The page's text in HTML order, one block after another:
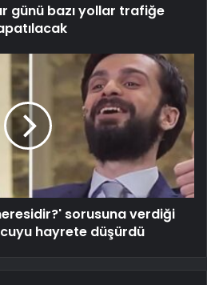
günü bazı yollar trafiğe
sorusuna verdiği
hayrete düşürdü